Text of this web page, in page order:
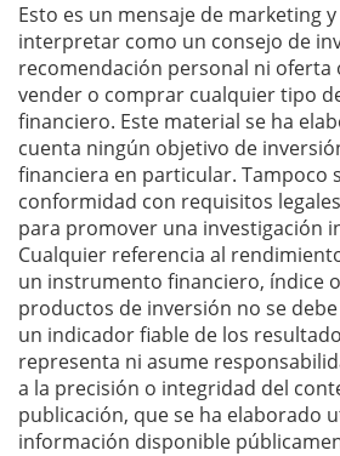
Esto es un mensaje de marketing
interpretar como un consejo de
recomendación personal ni oferta
vender o comprar cualquier tipo
financiero. Este material se ha
cuenta ningún objetivo de
financiera en particular. Tampoco
conformidad con requisitos
para promover una investigación
Cualquier referencia al
un instrumento financiero, índice
productos de inversión no se
un indicador fiable de los
representa ni asume
a la precisión o integridad del
publicación, que se ha elaborado
información disponible